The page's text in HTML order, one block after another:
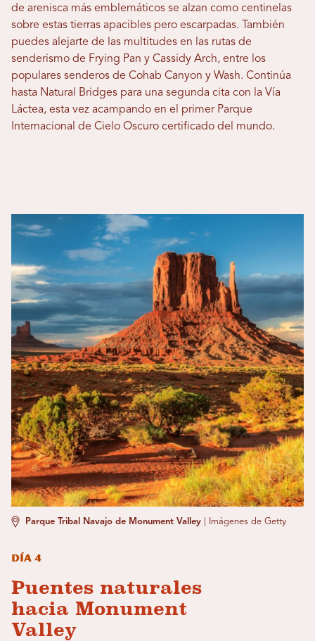
de arenisca más emblemáticos se alzan como centinelas
sobre estas tierras apacibles pero escarpadas. También
puedes alejarte de las multitudes en las rutas de
senderismo de Frying Pan y Cassidy Arch, entre los
populares senderos de Cohab Canyon y Wash. Continúa
hasta Natural Bridges para una segunda cita con la Vía
Láctea, esta vez acampando en el primer Parque
Internacional de Cielo Oscuro certificado del mundo.
Parque Tribal Navajo de Monument Valley Imágenes de Getty
Día 4
Puentes naturales
hacia Monument
Valley